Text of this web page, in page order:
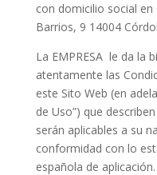
con domicilio social en
Barrios, 9 14004
La EMPRESA le da la
atentamente las
este Sito Web (en
de Uso”) que
serán aplicables a su
conformidad con lo
española de